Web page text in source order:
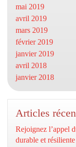
mai 2019
avril 2019
mars 2019
février 2019
janvier 2019
avril 2018
janvier 2018
Articles
Rejoignez l’appel
durable et résiliente